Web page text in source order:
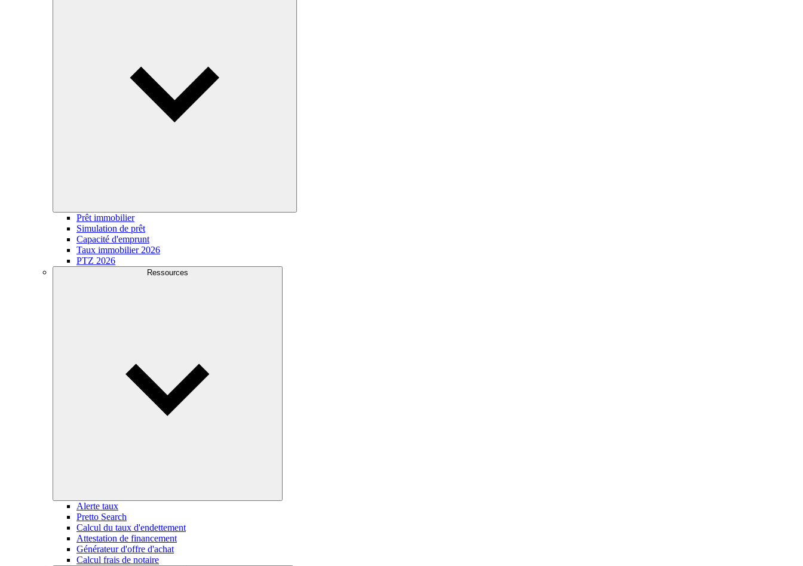
Prêt immobilier
Simulation de prêt
Capacité d'emprunt
Taux immobilier 2026
PTZ 2026
Ressources
Alerte taux
Pretto Search
Calcul du taux d'endettement
Attestation de financement
Générateur d'offre d'achat
Calcul frais de notaire